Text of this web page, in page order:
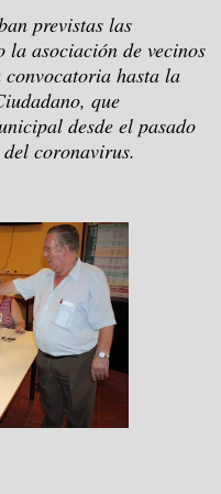
previstas las
la asociación de vecinos
hasta la
que
desde el pasado
coronavirus.